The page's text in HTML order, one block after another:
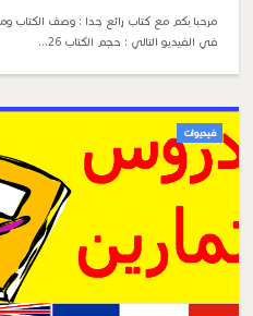
مرحبا بكم مع كتاب رائع جدا : وصف الكتاب
في الفيديو التالي : حجم الكتاب 26…
فيديوات